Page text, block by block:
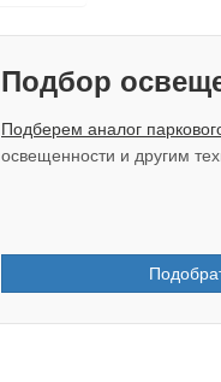
Подбор
Подберем аналог
освещенности и другим